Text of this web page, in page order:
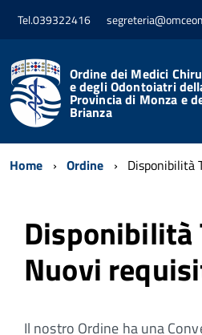
Tel.039322416
Ordine dei Medici
e degli Odontoiatri
Provincia di Monza e
Brianza
Home Ordine Disponibilità
Disponibilità
Nuovi
Il nostro Ordine ha una